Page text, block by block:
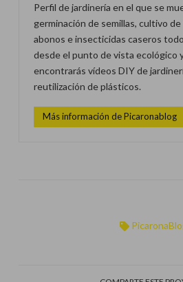
Perfil de jardinería en el que se
germinación de semillas, cultivo
abonos e insecticidas caseros
desde el punto de vista ecológico
encontrarás vídeos DIY de
reutilización de plásticos.
Más información de Picaronablog